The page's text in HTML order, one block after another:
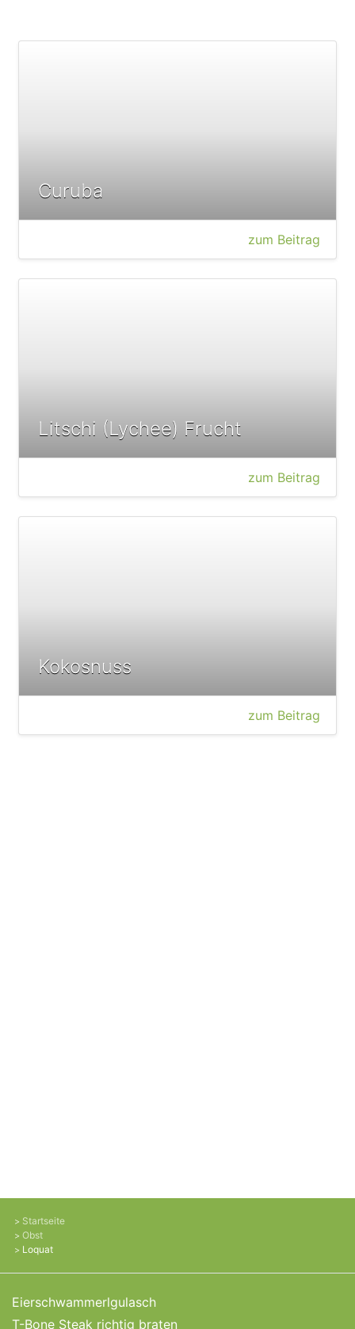
Curuba
zum Beitrag
Litschi (Lychee) Frucht
zum Beitrag
Kokosnuss
zum Beitrag
Startseite
Obst
Loquat
Eierschwammerlgulasch
T-Bone Steak richtig braten